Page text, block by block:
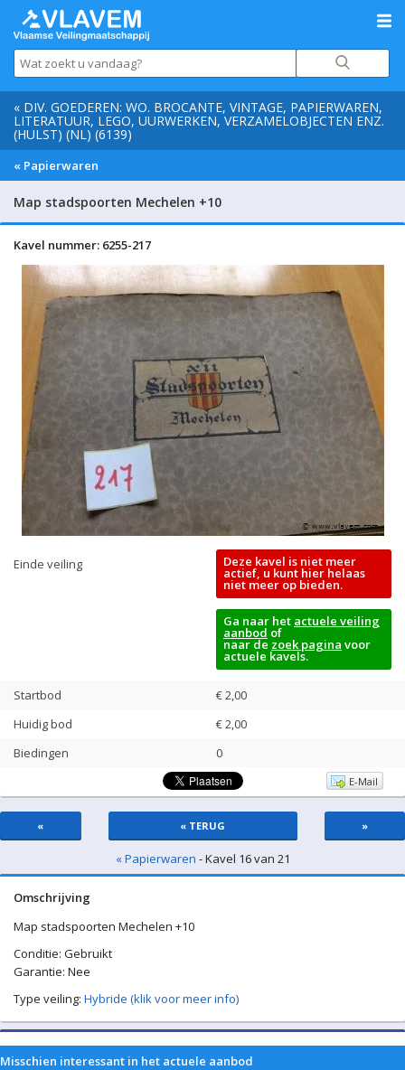
« DIV. GOEDEREN: WO. BROCANTE, VINTAGE, PAPIERWAREN,
LITERATUUR, LEGO, UURWERKEN, VERZAMELOBJECTEN ENZ.
(HULST) (NL) (6139)
« Papierwaren
Map stadspoorten Mechelen +10
Kavel nummer: 6255-217
Einde veiling Deze kavel is niet meer
actief, u kunt hier helaas
niet meer op bieden.
Ga naar het actuele veiling
aanbod of
naar de zoek pagina voor
actuele kavels.
Startbod
€ 2,00
Huidig bod
€2,00
Biedingen
0
E-Mail
« « TERUG »
« Papierwaren - Kavel 16 van 21
Omschrijving
Map stadspoorten Mechelen +10
Conditie: Gebruikt
Garantie: Nee
Type veiling: Hybride (klik voor meer info)
Misschien interessant in het actuele aanbod